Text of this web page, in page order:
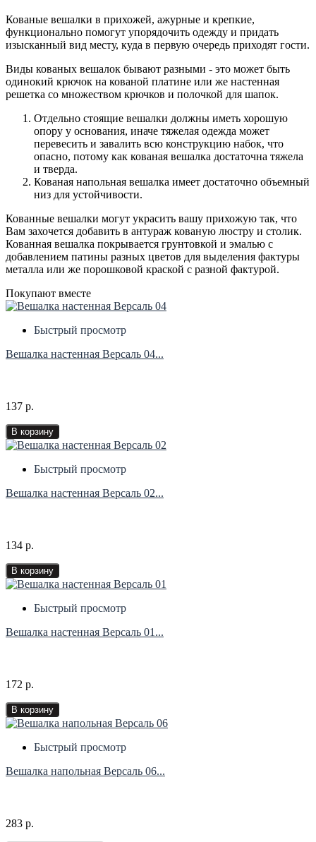
Кованые вешалки в прихожей, ажурные и крепкие,
функционально помогут упорядочить одежду и придать
изысканный вид месту, куда в первую очередь приходят гости.
Виды кованых вешалок бывают разными - это может быть
одинокий крючок на кованой платине или же настенная
решетка со множеством крючков и полочкой для шапок.
Отдельно стоящие вешалки должны иметь хорошую
опору у основания, иначе тяжелая одежда может
перевесить и завалить всю конструкцию набок, что
опасно, потому как кованая вешалка достаточна тяжела
и тверда.
Кованая напольная вешалка имеет достаточно объемный
низ для устойчивости.
Кованные вешалки могут украсить вашу прихожую так, что
Вам захочется добавить в антураж кованую люстру и столик.
Кованная вешалка покрывается грунтовкой и эмалью с
добавлением патины разных цветов для выделения фактуры
металла или же порошковой краской с разной фактурой.
Покупают вместе
Быстрый просмотр
Вешалка настенная Версаль 04...
137 р.
В корзину
Быстрый просмотр
Вешалка настенная Версаль 02...
134 р.
В корзину
Быстрый просмотр
Вешалка настенная Версаль 01...
172 р.
В корзину
Быстрый просмотр
Вешалка напольная Версаль 06...
283 р.